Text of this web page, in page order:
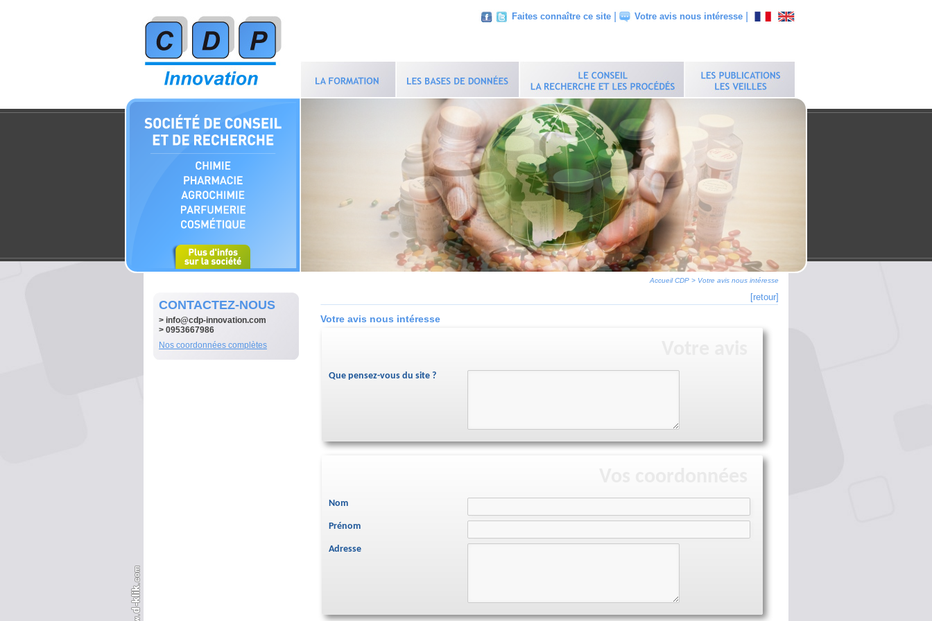
Faites connaître ce site Votre avis nous intéresse
Accueil CDP > Votre avis nous intéresse
CONTACTEZ-NOUS
> info@cdp-innovation.com
> 0953667986
Nos coordonnées complètes
[retour]
Votre avis nous intéresse
Que pensez-vous du site ?
Nom
Prénom
Adresse